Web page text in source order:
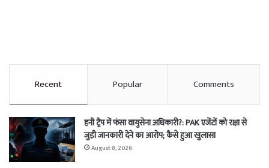
Recent Popular Comments
हनी ट्रैप में फंसा वायुसेना अधिकारी?: PAK एजेंटों को रक्षा से
जुड़ी जानकारी देने का आरोप; कैसे हुआ खुलासा
August 8, 2026